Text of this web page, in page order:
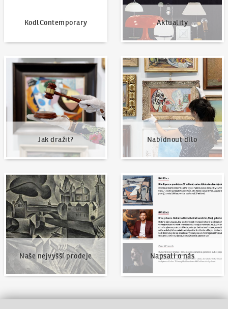
KodlContemporary Aktuality
Jak dražit?
Jak dražit?
Nabídnout dílo
Nabídnout dílo
Naše nejvyšší prodeje
Naše nejvyšší prodeje
Napsali o nás
Napsali o nás